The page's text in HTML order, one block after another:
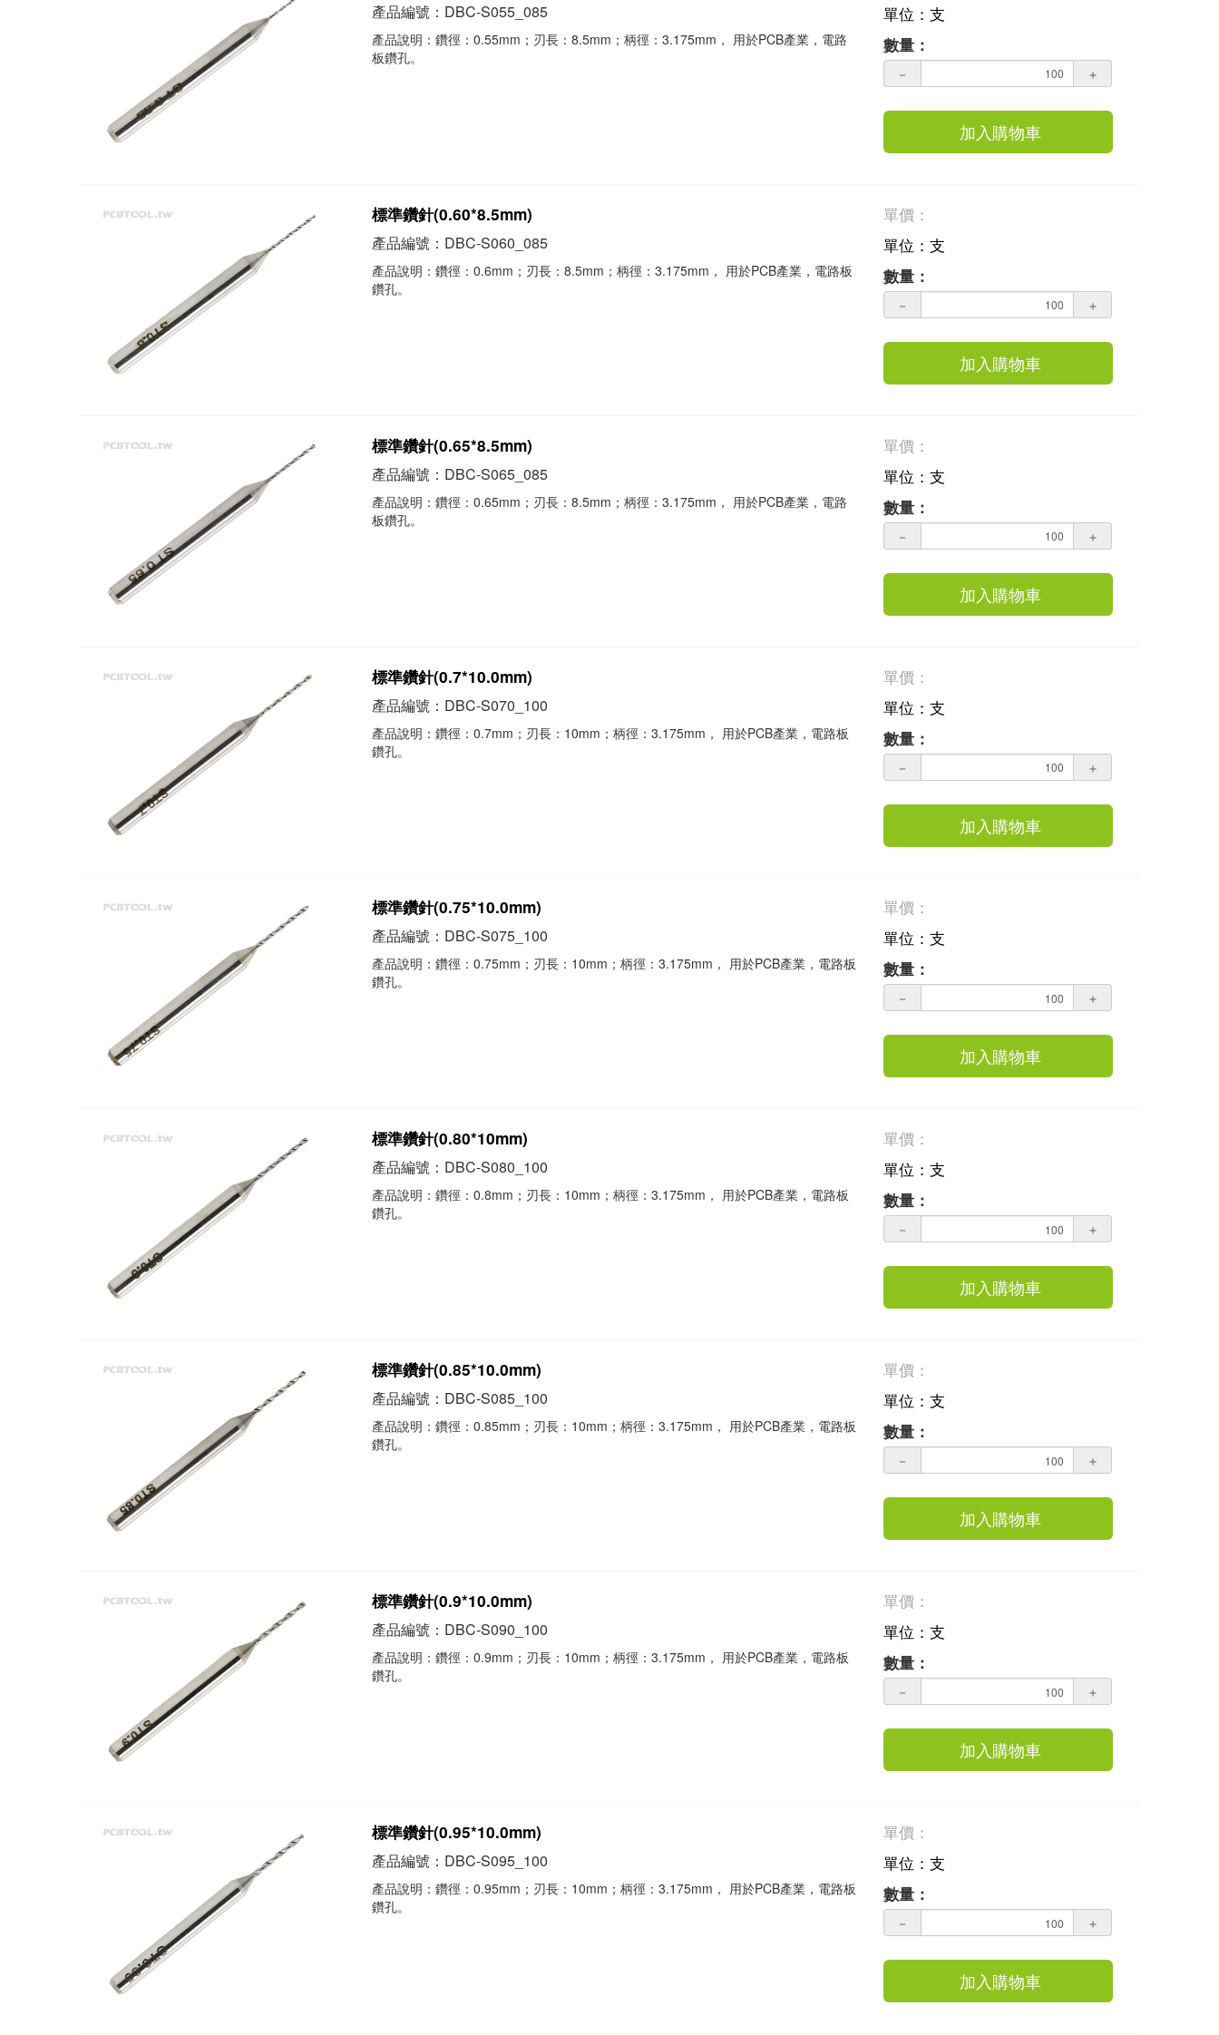
產品編號：DBC-S055_085
產品說明：鑽徑：0.55mm；刃長：8.5mm；柄徑：3.175mm， 用於PCB產業，電路
板鑽孔。
單位：支
數量：
－ ＋
加入購物車
標準鑽針(0.60*8.5mm)
產品編號：DBC-S060_085
產品說明：鑽徑：0.6mm；刃長：8.5mm；柄徑：3.175mm， 用於PCB產業，電路板
鑽孔。
單價：
單位：支
數量：
－ ＋
加入購物車
標準鑽針(0.65*8.5mm)
產品編號：DBC-S065_085
產品說明：鑽徑：0.65mm；刃長：8.5mm；柄徑：3.175mm， 用於PCB產業，電路
板鑽孔。
單價：
單位：支
數量：
－ ＋
加入購物車
標準鑽針(0.7*10.0mm)
產品編號：DBC-S070_100
產品說明：鑽徑：0.7mm；刃長：10mm；柄徑：3.175mm， 用於PCB產業，電路板
鑽孔。
單價：
單位：支
數量：
－ ＋
加入購物車
標準鑽針(0.75*10.0mm)
產品編號：DBC-S075_100
產品說明：鑽徑：0.75mm；刃長：10mm；柄徑：3.175mm， 用於PCB產業，電路板
鑽孔。
單價：
單位：支
數量：
－ ＋
加入購物車
標準鑽針(0.80*10mm)
產品編號：DBC-S080_100
產品說明：鑽徑：0.8mm；刃長：10mm；柄徑：3.175mm， 用於PCB產業，電路板
鑽孔。
單價：
單位：支
數量：
－ ＋
加入購物車
標準鑽針(0.85*10.0mm)
產品編號：DBC-S085_100
產品說明：鑽徑：0.85mm；刃長：10mm；柄徑：3.175mm， 用於PCB產業，電路板
鑽孔。
單價：
單位：支
數量：
－ ＋
加入購物車
標準鑽針(0.9*10.0mm)
產品編號：DBC-S090_100
產品說明：鑽徑：0.9mm；刃長：10mm；柄徑：3.175mm， 用於PCB產業，電路板
鑽孔。
單價：
單位：支
數量：
－ ＋
加入購物車
標準鑽針(0.95*10.0mm)
產品編號：DBC-S095_100
產品說明：鑽徑：0.95mm；刃長：10mm；柄徑：3.175mm， 用於PCB產業，電路板
鑽孔。
單價：
單位：支
數量：
－ ＋
加入購物車